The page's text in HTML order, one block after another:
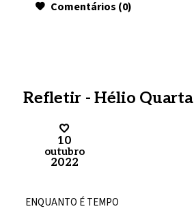
Comentários (0)
Refletir - Hélio Quarta
10
outubro
2022
ENQUANTO É TEMPO